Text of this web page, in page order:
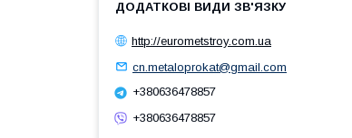
http://eurometstroy.com.ua
cn.metaloprokat@gmail.com
+380636478857
+380636478857